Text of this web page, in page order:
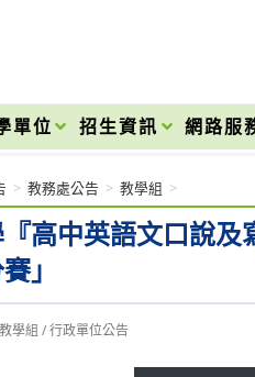
單位 招生資訊 網路服
高中英語文口說
」
> 教務處公告 > 教學組 >
教學組 / 行政單位公告